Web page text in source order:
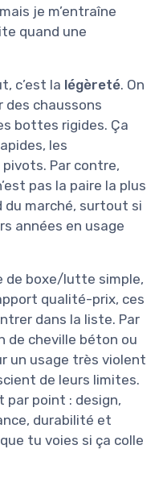
je m’entraîne
quand une
c’est la légèreté. On
des chaussons
bottes rigides. Ça
les
Par contre,
pas la paire la plus
marché, surtout si
années en usage
de boxe/lutte simple,
qualité-prix, ces
dans la liste. Par
de cheville béton ou
un usage très violent
de leurs limites.
par point : design,
durabilité et
tu voies si ça colle